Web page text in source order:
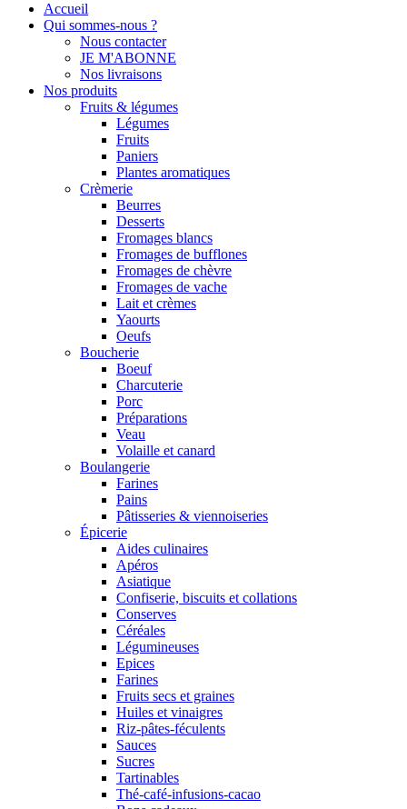
Accueil
Qui sommes-nous ?
Nous contacter
JE M'ABONNE
Nos livraisons
Nos produits
Fruits & légumes
Légumes
Fruits
Paniers
Plantes aromatiques
Crèmerie
Beurres
Desserts
Fromages blancs
Fromages de bufflones
Fromages de chèvre
Fromages de vache
Lait et crèmes
Yaourts
Oeufs
Boucherie
Boeuf
Charcuterie
Porc
Préparations
Veau
Volaille et canard
Boulangerie
Farines
Pains
Pâtisseries & viennoiseries
Épicerie
Aides culinaires
Apéros
Asiatique
Confiserie, biscuits et collations
Conserves
Céréales
Légumineuses
Epices
Farines
Fruits secs et graines
Huiles et vinaigres
Riz-pâtes-féculents
Sauces
Sucres
Tartinables
Thé-café-infusions-cacao